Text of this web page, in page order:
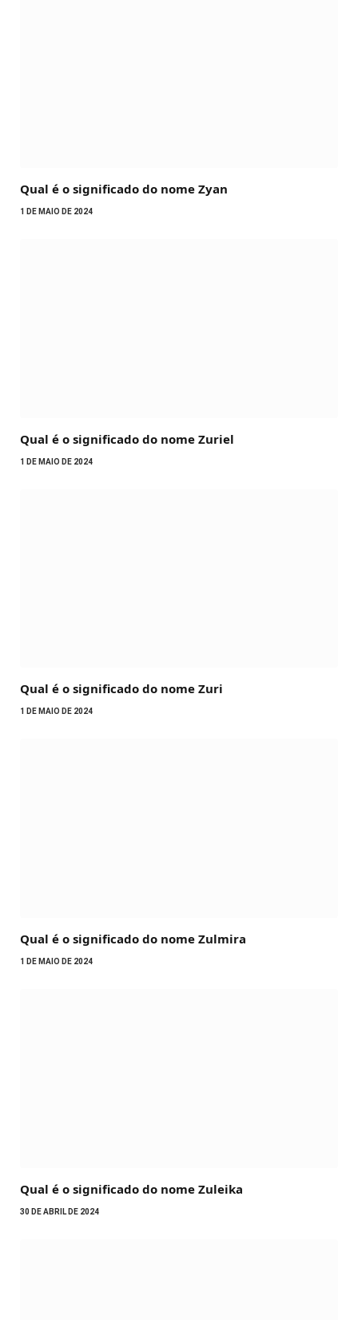
Qual é o significado do nome Zyan
1 DE MAIO DE 2024
Qual é o significado do nome Zuriel
1 DE MAIO DE 2024
Qual é o significado do nome Zuri
1 DE MAIO DE 2024
Qual é o significado do nome Zulmira
1 DE MAIO DE 2024
Qual é o significado do nome Zuleika
30 DE ABRIL DE 2024